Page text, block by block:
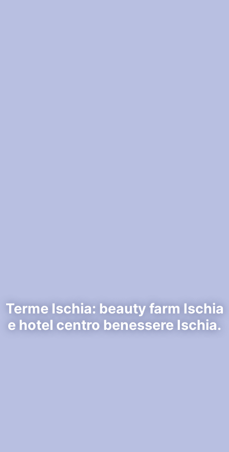
Terme Ischia: beauty farm Ischia
e hotel centro benessere Ischia.